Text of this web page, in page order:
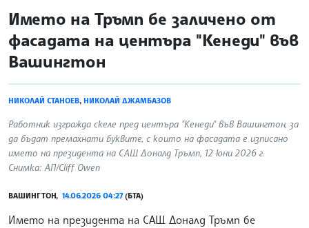
site.bta
Името на Тръмп бе заличено от
фасадата на центъра "Кенеди" във
Вашингтон
НИКОЛАЙ СТАНОЕВ, НИКОЛАЙ ДЖАМБАЗОВ
Работник изгражда скеле пред центъра "Кенеди" във Вашингтон, за
да бъдат премахнати буквите, с които на фасадата е изписано
името на президента на САЩ Доналд Тръмп, 12 юни 2026 г.
Снимка: АП/Cliff Owen
ВАШИНГТОН, 14.06.2026 04:27(БТА)
Името на президента на САЩ Доналд Тръмп бе